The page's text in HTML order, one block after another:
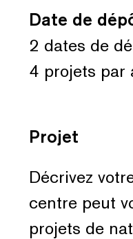
Date de
2 dates de
4 projets par
Projet
Décrivez
centre peut
projets de